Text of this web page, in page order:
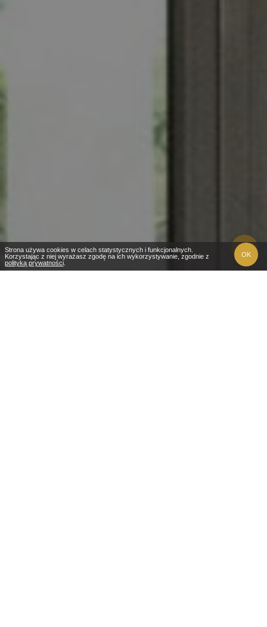
Strona używa cookies w celach statystycznych i funkcjonalnych.
Korzystając z niej wyrażasz zgodę na ich wykorzystywanie, zgodnie z
polityką prywatności.
OK